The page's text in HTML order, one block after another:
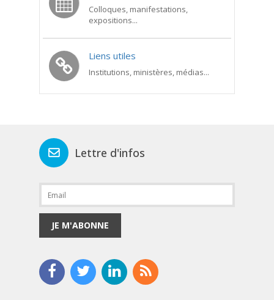
Colloques, manifestations,
expositions...
Liens utiles
Institutions, ministères, médias...
Lettre d'infos
JE M'ABONNE